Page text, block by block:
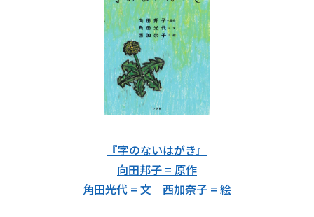
『字のないはがき』
向田邦子 = 原作
角田光代 = 文 西加奈子 = 絵